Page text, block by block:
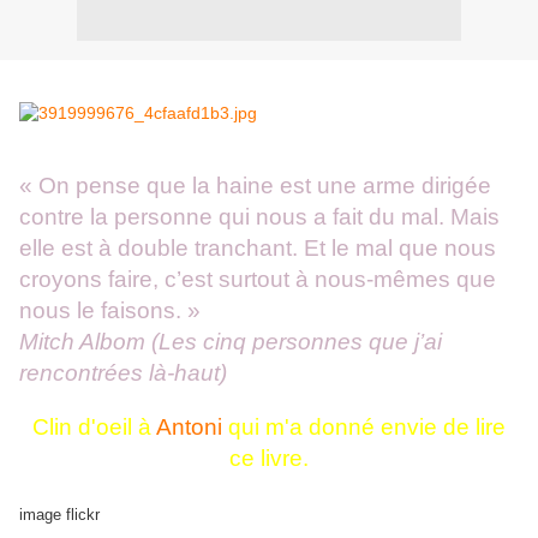
« On pense que la haine est une arme dirigée
contre la personne qui nous a fait du mal. Mais
elle est à double tranchant. Et le mal que nous
croyons faire, c’est surtout à nous-mêmes que
nous le faisons. »
Mitch Albom (Les cinq personnes que j’ai
rencontrées là-haut)
Clin d'oeil à Antoni qui m'a donné envie de lire
ce livre.
image flickr